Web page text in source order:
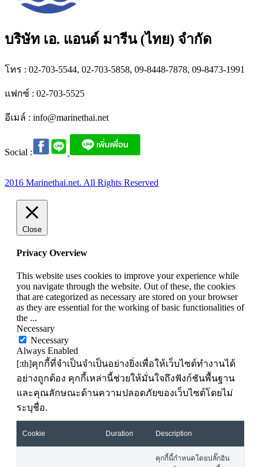
บริษัท เอ. แอนด์ มารีน (ไทย) จำกัด
โทร : 02-703-5544, 02-703-5858, 09-8448-7878, 09-8473-1991
แฟกซ์ : 02-703-5525
อีเมล์ : info@marinethai.net
Social :
2016 Marinethai.net. All Rights Reserved
Close
Privacy Overview
This website uses cookies to improve your experience while
you navigate through the website. Out of these, the cookies
that are categorized as necessary are stored on your browser
as they are essential for the working of basic functionalities of
the ...
Necessary
Necessary
Always Enabled
[:th]คุกกี้ที่จำเป็นจำเป็นอย่างยิ่งเพื่อให้เว็บไซต์ทำงานได้
อย่างถูกต้อง คุกกี้เหล่านี้ช่วยให้มั่นใจถึงฟังก์ชันพื้นฐาน
และคุณลักษณะด้านความปลอดภัยของเว็บไซต์โดยไม่
ระบุชื่อ.
Cookie Duration Description
คุกกี้นี้กำหนดโดยปลั๊กอิน